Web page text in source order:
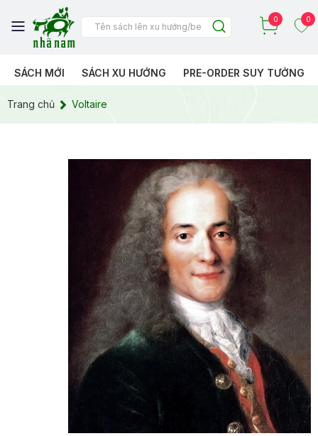
0 0
SÁCH MỚI SÁCH XU HƯỚNG PRE-ORDER SUY TƯỞNG
Trang chủ Voltaire